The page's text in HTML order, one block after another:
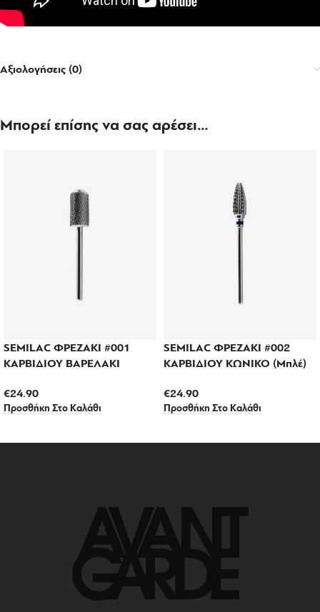
Αξιολογήσεις (0)
Μπορεί επίσης να σας αρέσει…
SEMILAC ΦΡΕΖΑΚΙ #001
ΚΑΡΒΙΔΙΟΥ ΒΑΡΕΛΑΚΙ
€24.90
Προσθήκη Στο Καλάθι
SEMILAC ΦΡΕΖΑΚΙ #002
ΚΑΡΒΙΔΙΟΥ ΚΩΝΙΚΟ (Μπλέ)
€24.90
Προσθήκη Στο Καλάθι